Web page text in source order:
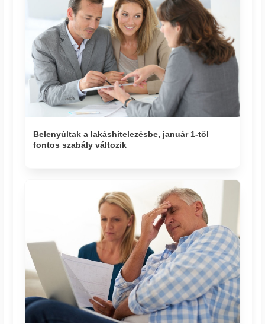
Belenyúltak a lakáshitelezésbe, január 1-től
fontos szabály változik